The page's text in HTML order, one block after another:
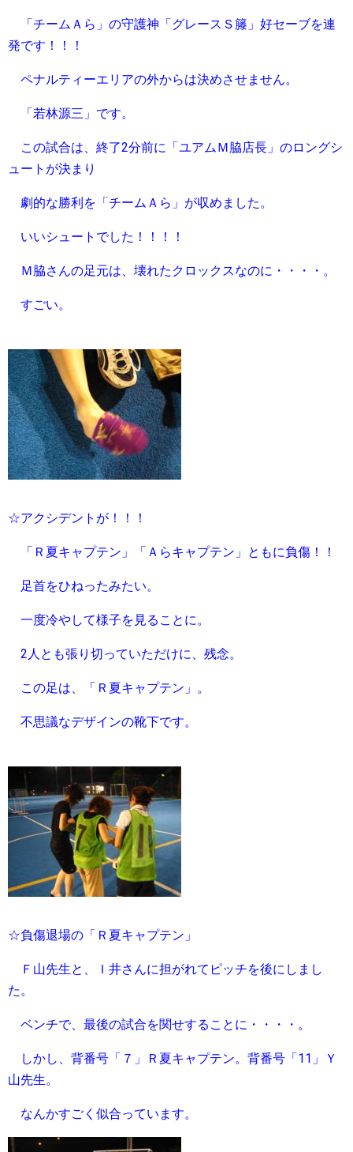
「チームＡら」の守護神「グレースＳ籐」好セーブを連
発です！！！
ペナルティーエリアの外からは決めさせません。
「若林源三」です。
この試合は、終了2分前に「ユアムＭ脇店長」のロングシ
ュートが決まり
劇的な勝利を「チームＡら」が収めました。
いいシュートでした！！！！
Ｍ脇さんの足元は、壊れたクロックスなのに・・・・。
すごい。
☆アクシデントが！！！
「Ｒ夏キャプテン」「Ａらキャプテン」ともに負傷！！
足首をひねったみたい。
一度冷やして様子を見ることに。
2人とも張り切っていただけに、残念。
この足は、「Ｒ夏キャプテン」。
不思議なデザインの靴下です。
☆負傷退場の「Ｒ夏キャプテン」
Ｆ山先生と、Ｉ井さんに担がれてピッチを後にしまし
た。
ベンチで、最後の試合を関せすることに・・・・。
しかし、背番号「７」Ｒ夏キャプテン。背番号「11」Ｙ
山先生。
なんかすごく似合っています。